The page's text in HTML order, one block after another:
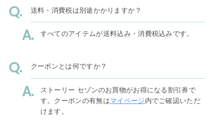
送料・消費税は別途かかりますか？
すべてのアイテムが送料込み・消費税込みです。
クーポンとは何ですか？
ストーリー セゾンのお買物がお得になる割引券で
す。クーポンの有無はマイページ内でご確認いただ
けます。